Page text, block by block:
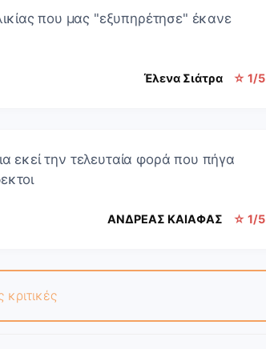
που μας "εξυπηρέτησε" έκανε
Έλενα Σιάτρα ☆ 1/5
εκεί την τελευταία φορά που πήγα
ΑΝΔΡΕΑΣ ΚΑΙΑΦΑΣ ☆ 1/5
κριτικές